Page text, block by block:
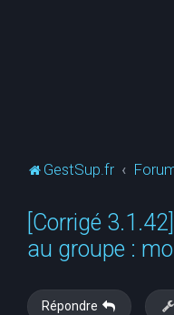
GestSup.fr
[Corrigé
au groupe :
Répondre